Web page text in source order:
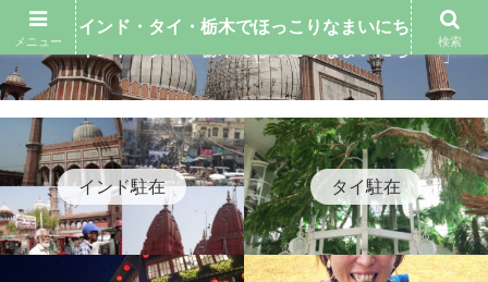
インド駐在 タイ駐在
メニュー
インド・タイ・栃木でほっこりなまいにち
検索